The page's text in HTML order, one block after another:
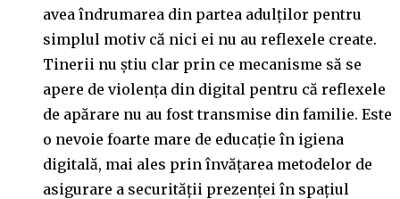
avea îndrumarea din partea adulților pentru
simplul motiv că nici ei nu au reflexele create.
Tinerii nu știu clar prin ce mecanisme să se
apere de violența din digital pentru că reflexele
de apărare nu au fost transmise din familie. Este
o nevoie foarte mare de educație în igiena
digitală, mai ales prin învățarea metodelor de
asigurare a securității prezenței în spațiul